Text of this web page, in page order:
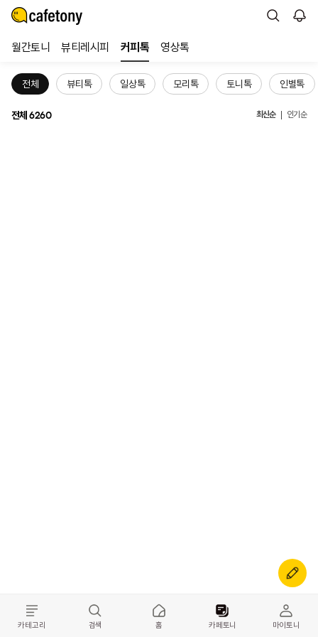
월간토니 뷰티레시피 커피톡 영상톡
전체 뷰티톡 일상톡 모리톡 토니톡 인별톡
전체 6260 최신순 인기순
카테고리 검색 홈 카페토니 마이토니